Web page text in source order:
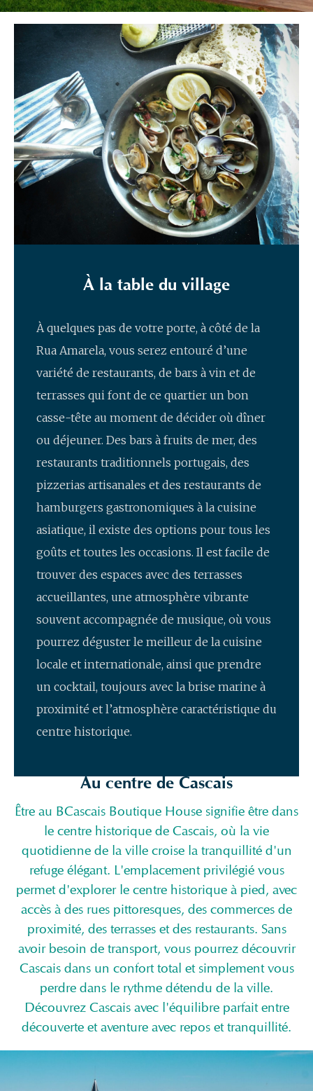
À la table du village
À quelques pas de votre porte, à côté de la
Rua Amarela, vous serez entouré d’une
variété de restaurants, de bars à vin et de
terrasses qui font de ce quartier un bon
casse-tête au moment de décider où dîner
ou déjeuner. Des bars à fruits de mer, des
restaurants traditionnels portugais, des
pizzerias artisanales et des restaurants de
hamburgers gastronomiques à la cuisine
asiatique, il existe des options pour tous les
goûts et toutes les occasions. Il est facile de
trouver des espaces avec des terrasses
accueillantes, une atmosphère vibrante
souvent accompagnée de musique, où vous
pourrez déguster le meilleur de la cuisine
locale et internationale, ainsi que prendre
un cocktail, toujours avec la brise marine à
proximité et l’atmosphère caractéristique du
centre historique.
Au centre de Cascais
Être au BCascais Boutique House signifie être dans
le centre historique de Cascais, où la vie
quotidienne de la ville croise la tranquillité d'un
refuge élégant. L'emplacement privilégié vous
permet d'explorer le centre historique à pied, avec
accès à des rues pittoresques, des commerces de
proximité, des terrasses et des restaurants. Sans
avoir besoin de transport, vous pourrez découvrir
Cascais dans un confort total et simplement vous
perdre dans le rythme détendu de la ville.
Découvrez Cascais avec l'équilibre parfait entre
découverte et aventure avec repos et tranquillité.